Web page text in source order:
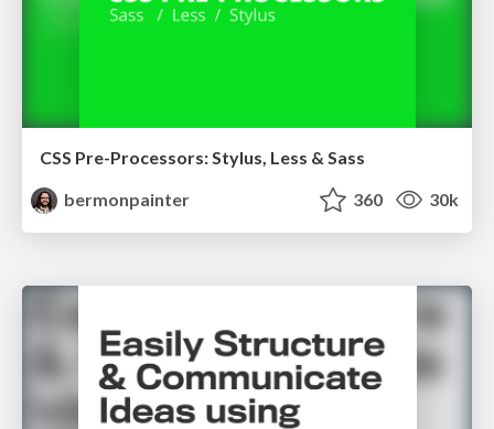
CSS Pre-Processors: Stylus, Less & Sass
bermonpainter
360 30k